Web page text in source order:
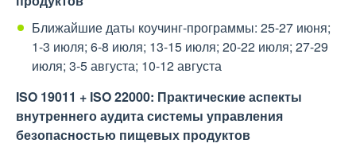
Ближайшие даты коучинг-программы: 25-27 июня;
1-3 июля; 6-8 июля; 13-15 июля; 20-22 июля; 27-29
июля; 3-5 августа; 10-12 августа
ISO 19011 + ІSO 22000: Практические аспекты
внутреннего аудита системы управления
безопасностью пищевых продуктов